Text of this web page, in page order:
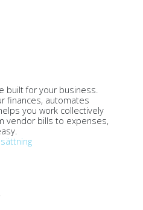
built for your business.
finances, automates
you work collectively
vendor bills to expenses,